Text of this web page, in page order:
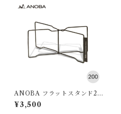
ANOBA フラットスタンド20
0 ブラック
¥3,500